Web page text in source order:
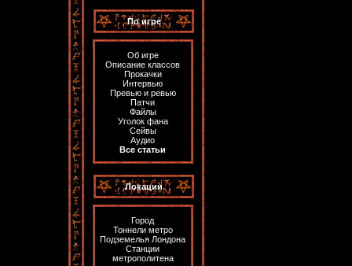
По игре
Об игре
Описание классов
Прокачки
Интервью
Превью и ревью
Патчи
Файлы
Уголок фана
Сейвы
Аудио
Все статьи
Локации
Город
Тоннели метро
Подземелья Лондона
Станции
метрополитена